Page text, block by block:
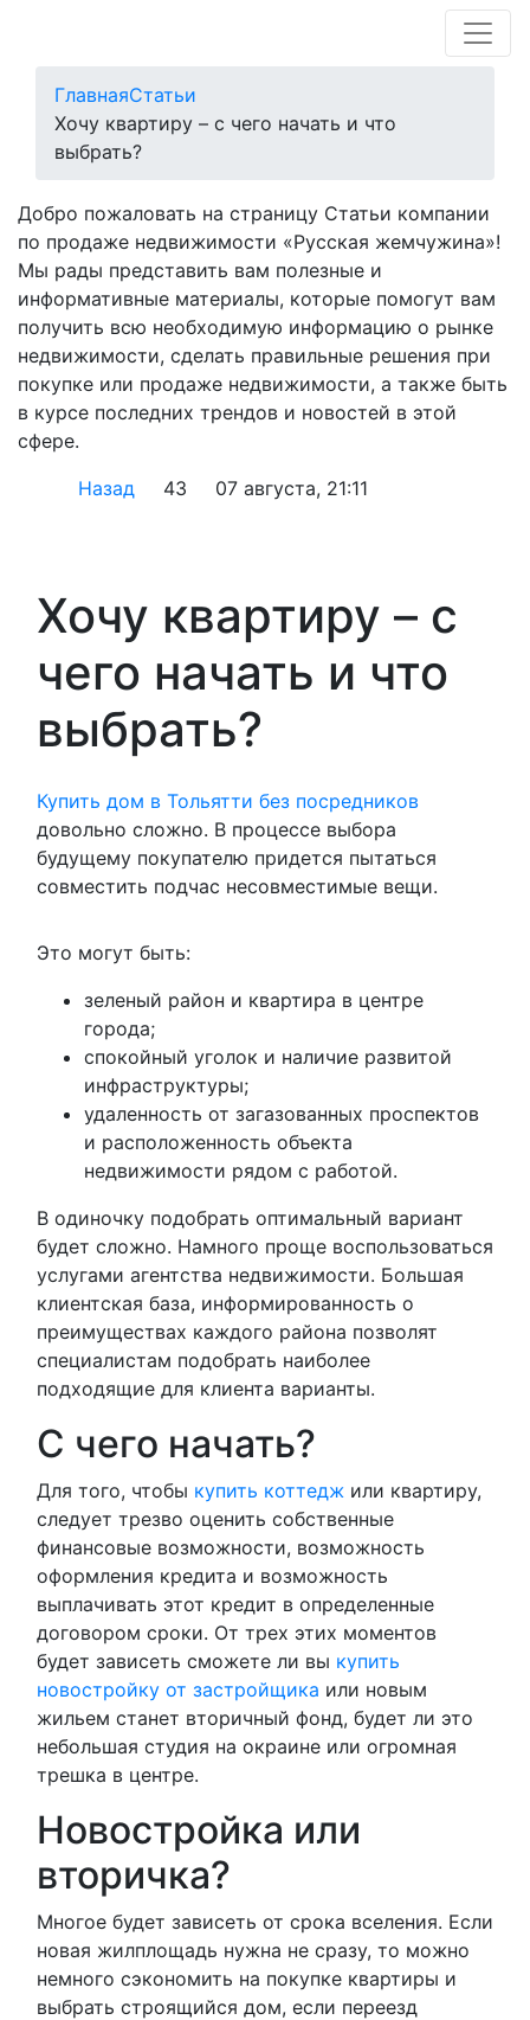
ГлавнаяСтатьи
Хочу квартиру – с чего начать и что
выбрать?
Добро пожаловать на страницу Статьи компании
по продаже недвижимости «Русская жемчужина»!
Мы рады представить вам полезные и
информативные материалы, которые помогут вам
получить всю необходимую информацию о рынке
недвижимости, сделать правильные решения при
покупке или продаже недвижимости, а также быть
в курсе последних трендов и новостей в этой
сфере.
Назад
43 07 августа, 21:11
Хочу квартиру – с
чего начать и что
выбрать?
Купить дом в Тольятти без посредников
довольно сложно. В процессе выбора
будущему покупателю придется пытаться
совместить подчас несовместимые вещи.
Это могут быть:
зеленый район и квартира в центре
города;
спокойный уголок и наличие развитой
инфраструктуры;
удаленность от загазованных проспектов
и расположенность объекта
недвижимости рядом с работой.
В одиночку подобрать оптимальный вариант
будет сложно. Намного проще воспользоваться
услугами агентства недвижимости. Большая
клиентская база, информированность о
преимуществах каждого района позволят
специалистам подобрать наиболее
подходящие для клиента варианты.
С чего начать?
Для того, чтобы купить коттедж или квартиру,
следует трезво оценить собственные
финансовые возможности, возможность
оформления кредита и возможность
выплачивать этот кредит в определенные
договором сроки. От трех этих моментов
будет зависеть сможете ли вы купить
новостройку от застройщика или новым
жильем станет вторичный фонд, будет ли это
небольшая студия на окраине или огромная
трешка в центре.
Новостройка или
вторичка?
Многое будет зависеть от срока вселения. Если
новая жилплощадь нужна не сразу, то можно
немного сэкономить на покупке квартиры и
выбрать строящийся дом, если переезд